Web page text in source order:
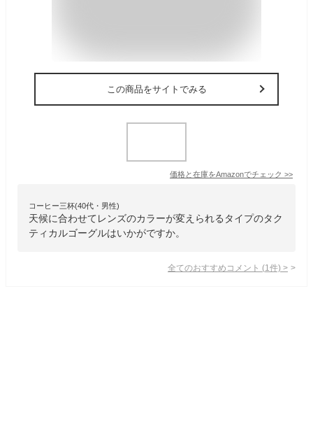
この商品をサイトでみる
価格と在庫をAmazonでチェック >>
コーヒー三杯(40代・男性)
天候に合わせてレンズのカラーが変えられるタイプのタク
ティカルゴーグルはいかがですか。
全てのおすすめコメント (1 件) >